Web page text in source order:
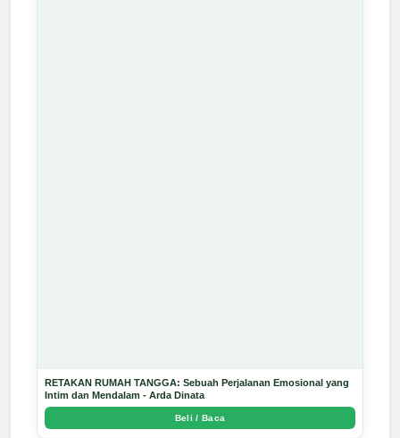
RETAKAN RUMAH TANGGA: Sebuah Perjalanan Emosional yang
Intim dan Mendalam - Arda Dinata
Beli / Baca